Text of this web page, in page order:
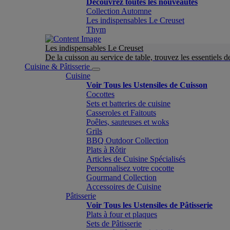
Découvrez toutes les nouveautés
Collection Automne
Les indispensables Le Creuset
Thym
Les indispensables Le Creuset
De la cuisson au service de table, trouvez les essentiels
Cuisine & Pâtisserie
Cuisine
Voir Tous les Ustensiles de Cuisson
Cocottes
Sets et batteries de cuisine
Casseroles et Faitouts
Poêles, sauteuses et woks
Grils
BBQ Outdoor Collection
Plats à Rôtir
Articles de Cuisine Spécialisés
Personnalisez votre cocotte
Gourmand Collection
Accessoires de Cuisine
Pâtisserie
Voir Tous les Ustensiles de Pâtisserie
Plats à four et plaques
Sets de Pâtisserie